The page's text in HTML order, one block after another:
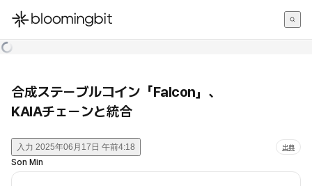
한국어
合成ステーブルコイン「Falcon」、
KAIAチェーンと統合
入力 2025年06月17日 午前4:18 出典
Son Min